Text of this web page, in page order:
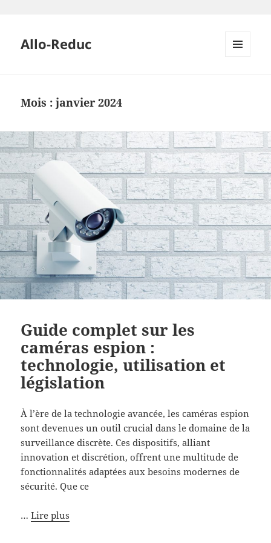
Allo-Reduc
Mois :janvier 2024
Guide complet sur les
caméras espion :
technologie, utilisation et
législation
À l’ère de la technologie avancée, les caméras espion
sont devenues un outil crucial dans le domaine de la
surveillance discrète. Ces dispositifs, alliant
innovation et discrétion, offrent une multitude de
fonctionnalités adaptées aux besoins modernes de
sécurité. Que ce
…Lire plus